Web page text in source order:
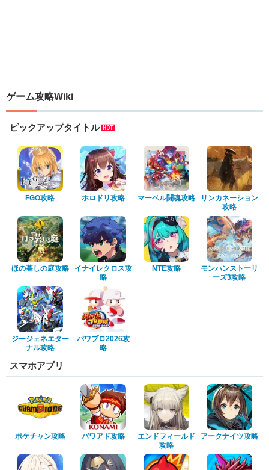
ゲーム攻略Wiki
ピックアップタイトル
FGO攻略 ホロドリ攻略 マーベル闘魂攻略
リンカネーション
攻略
ほの暮しの庭攻略
イナイレクロス攻
略
NTE攻略
モンハンストーリ
ーズ3攻略
ジージェネエター
ナル攻略
パワプロ2026攻
略
スマホアプリ
ポケチャン攻略 パワアド攻略
エンドフィールド
攻略
アークナイツ攻略